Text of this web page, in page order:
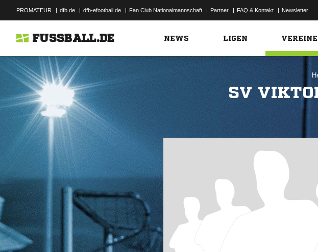
PROMATEUR | dfb.de | dfb-efootball.de | Fan Club Nationalmannschaft | Partner | FAQ & Kontakt | Newsletter
FUSSBALL.DE NEWS LIGEN
SV